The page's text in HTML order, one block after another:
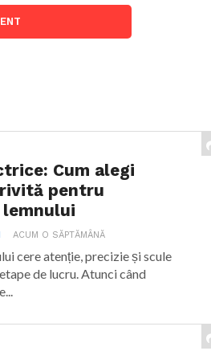
Cum alegi
pentru
ACUM O SĂPTĂMÂNĂ
cere atenție, precizie și scule
de lucru. Atunci când